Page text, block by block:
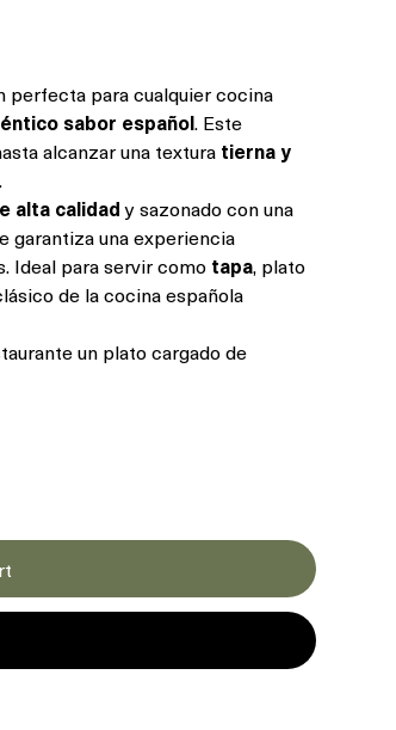
perfecta para cualquier cocina
sabor español. Este
alcanzar una textura tierna y
alta calidady sazonado con una
garantiza una experiencia
Ideal para servir como tapa, plato
de la cocina española
un plato cargado de